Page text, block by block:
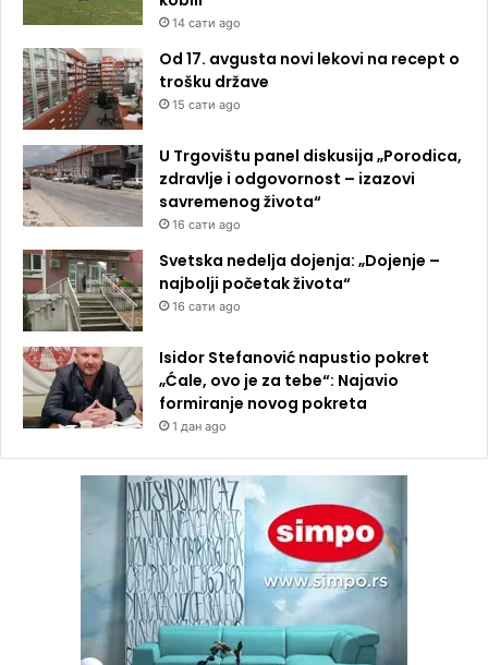
14 сати ago
Od 17. avgusta novi lekovi na recept o
trošku države
15 сати ago
U Trgovištu panel diskusija „Porodica,
zdravlje i odgovornost – izazovi
savremenog života“
16 сати ago
Svetska nedelja dojenja: „Dojenje –
najbolji početak života“
16 сати ago
Isidor Stefanović napustio pokret
„Ćale, ovo je za tebe“: Najavio
formiranje novog pokreta
1 дан ago